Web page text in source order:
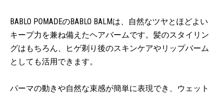
BABLO POMADEのBABLO BALMは、自然なツヤとほどよい
キープ力を兼ね備えたヘアバームです。髪のスタイリン
グはもちろん、ヒゲ剃り後のスキンケアやリップバーム
としても活用できます。
パーマの動きや自然な束感が簡単に表現でき、ウェット